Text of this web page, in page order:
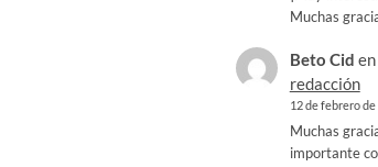
Muchas
Beto Cid en
redacción
12 de febrero de
Muchas
importante